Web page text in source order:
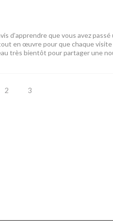
d’apprendre que vous avez
en œuvre pour que chaque
très bientôt pour partager une
2 3